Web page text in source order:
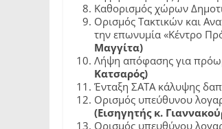
Καθορισμός χώρων
Ορισμός Τακτικών και
την επωνυμία «Κέντρο
Μαγγίτα)
Λήψη απόφασης για
Κατσαρός)
Ένταξη ΣΑΤΑ κάλυψης
Ορισμός υπεύθυνου
(Εισηγητής κ.
Ορισμός υπευθύνου